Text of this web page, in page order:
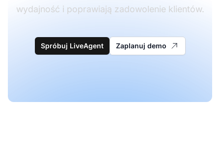
wydajność i poprawiają zadowolenie klientów.
Spróbuj LiveAgent Zaplanuj demo